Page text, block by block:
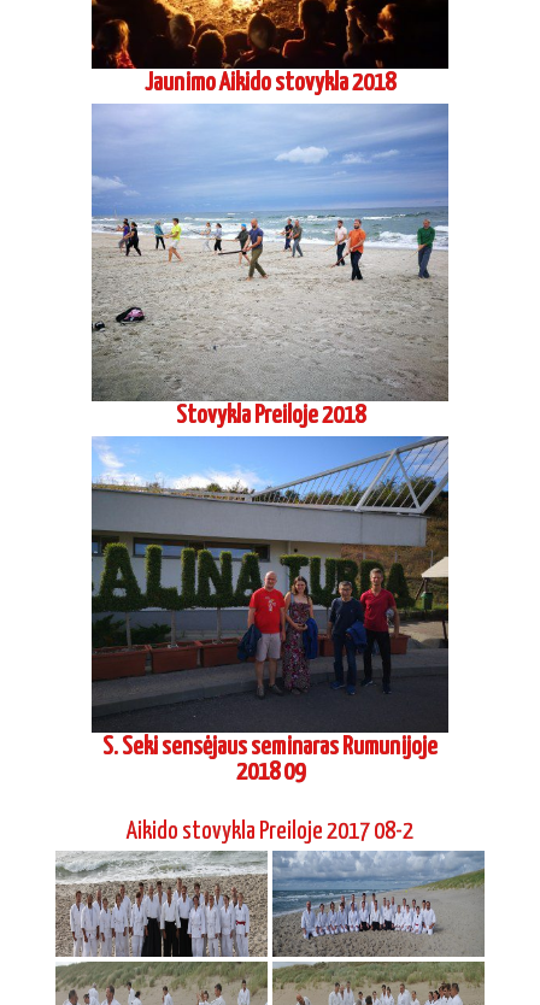
Stovykla Preiloje 2018
S. Seki sensėjaus seminaras Rumunijoje
2018 09
Aikido stovykla Preiloje 2017 08-2